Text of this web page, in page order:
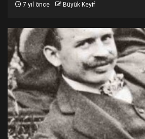
7 yıl önce Büyük Keyif